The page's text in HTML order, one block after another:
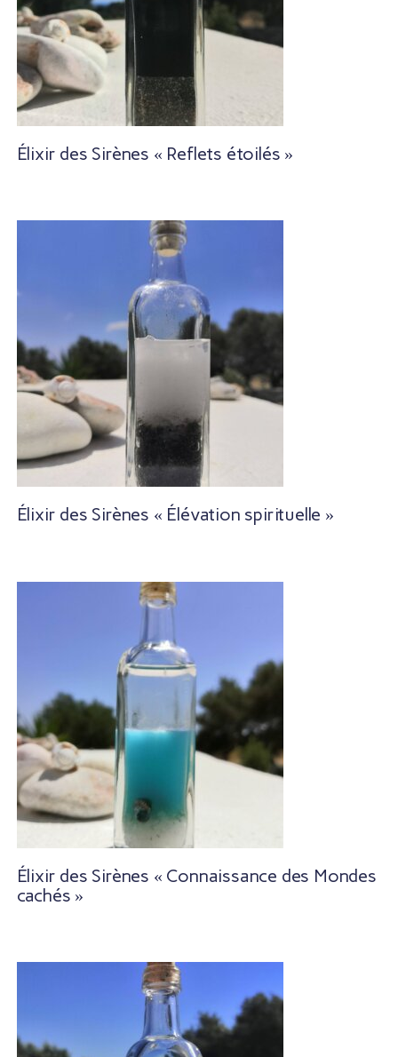
Élixir des Sirènes « Reflets étoilés »
Élixir des Sirènes « Élévation spirituelle »
Élixir des Sirènes « Connaissance des Mondes
cachés »